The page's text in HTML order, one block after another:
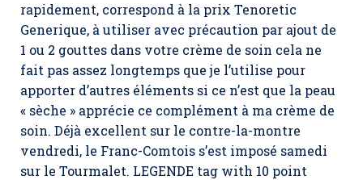
rapidement, correspond à la prix Tenoretic
Generique, à utiliser avec précaution par ajout de
1 ou 2 gouttes dans votre crème de soin cela ne
fait pas assez longtemps que je l’utilise pour
apporter d’autres éléments si ce n’est que la peau
« sèche » apprécie ce complément à ma crème de
soin. Déjà excellent sur le contre-la-montre
vendredi, le Franc-Comtois s’est imposé samedi
sur le Tourmalet. LEGENDE tag with 10 point